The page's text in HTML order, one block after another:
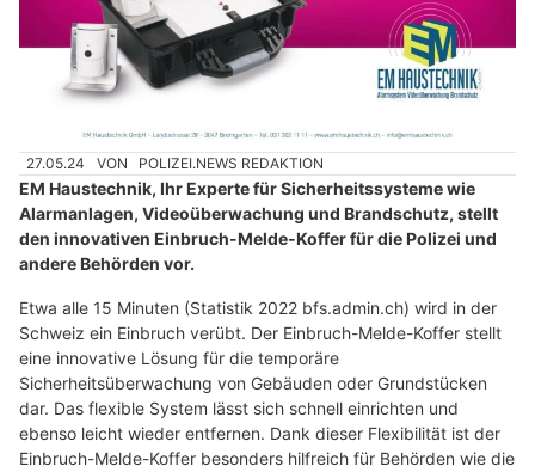
27.05.24 VON POLIZEI.NEWS REDAKTION
EM Haustechnik, Ihr Experte für Sicherheitssysteme wie
Alarmanlagen, Videoüberwachung und Brandschutz, stellt
den innovativen Einbruch-Melde-Koffer für die Polizei und
andere Behörden vor.
Etwa alle 15 Minuten (Statistik 2022 bfs.admin.ch) wird in der
Schweiz ein Einbruch verübt. Der Einbruch-Melde-Koffer stellt
eine innovative Lösung für die temporäre
Sicherheitsüberwachung von Gebäuden oder Grundstücken
dar. Das flexible System lässt sich schnell einrichten und
ebenso leicht wieder entfernen. Dank dieser Flexibilität ist der
Einbruch-Melde-Koffer besonders hilfreich für Behörden wie die